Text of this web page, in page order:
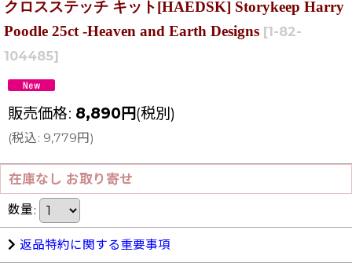
クロスステッチ キット[HAEDSK] Storykeep Harry
Poodle 25ct -Heaven and Earth Designs [1-82-
104485]
販売価格: 8,890 円(税別)
(税込: 9,779円 )
在庫なし お取り寄せ
数量:
返品特約に関する重要事項